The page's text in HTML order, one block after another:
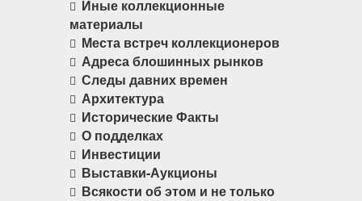
Иные коллекционные
материалы
Места встреч коллекционеров
Адреса блошинных рынков
Следы давних времен
Архитектура
Исторические Факты
О подделках
Инвестиции
Выставки-Аукционы
Всякости об этом и не только